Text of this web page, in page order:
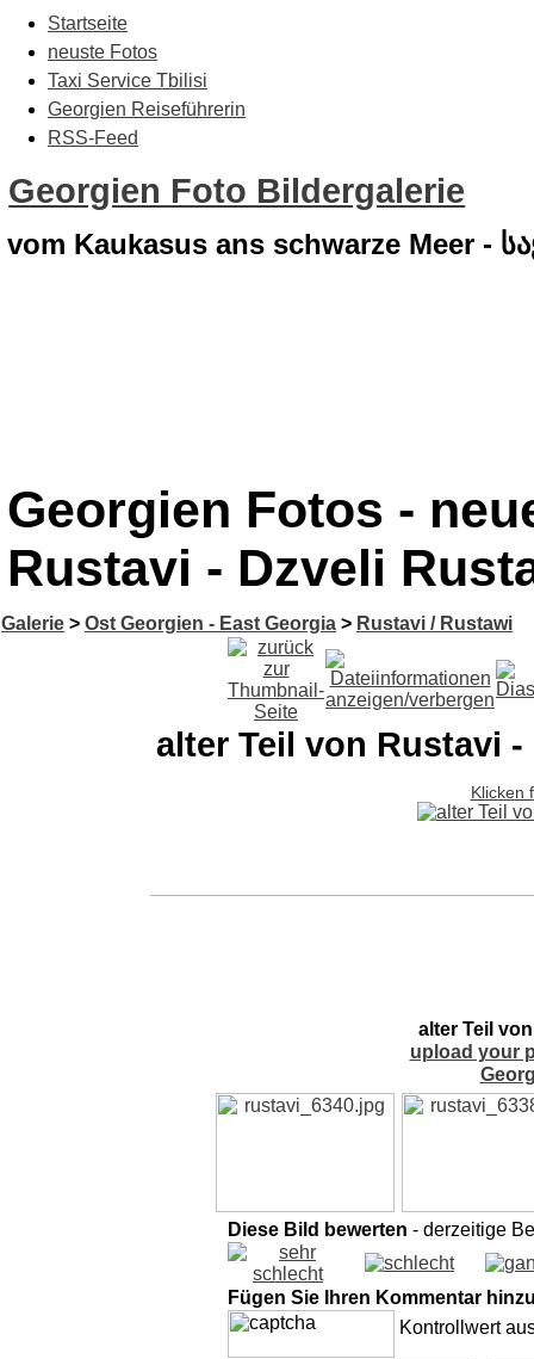
Startseite
neuste Fotos
Taxi Service Tbilisi
Georgien Reiseführerin
RSS-Feed
Georgien Foto Bildergalerie
vom Kaukasus ans schwarze Meer -
Georgien Fotos -
Rustavi - Dzveli
Galerie > Ost Georgien - East Georgia > Rustavi / Rustawi
alter Teil von Rustavi
Klicken
alter Teil
upload your
Diese Bild bewerten - derzeitige
Fügen Sie Ihren Kommentar
Kontrollwert